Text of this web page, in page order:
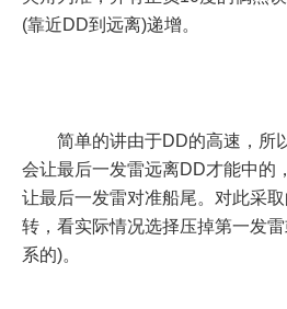
(靠近DD到远离)递增。
简单的讲由于DD的高速，所
会让最后一发雷远离DD才能中的
让最后一发雷对准船尾。对此采
转，看实际情况选择压掉第一发
系的)。